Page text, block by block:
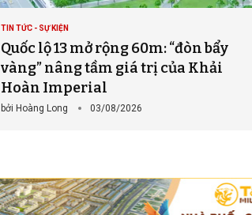
TIN TỨC - SỰ KIỆN
Quốc lộ 13 mở rộng 60m: “đòn bẩy
vàng” nâng tầm giá trị của Khải
Hoàn Imperial
bởi Hoàng Long 03/08/2026